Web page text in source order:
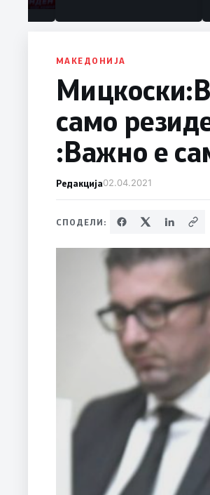
МАКЕДОНИЈА
само
:Важно е
Редакција02.04.2021
СПОДЕЛИ: